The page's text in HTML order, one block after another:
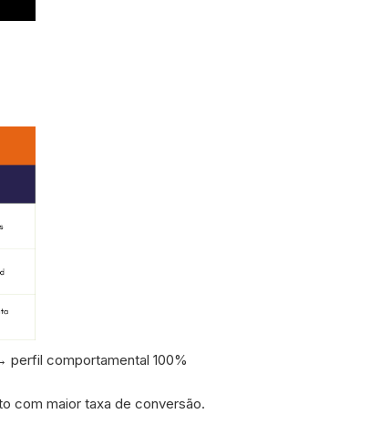
perfil comportamental 100%
com maior taxa de conversão.